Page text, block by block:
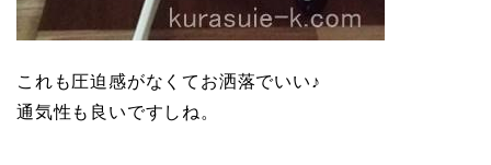
これも圧迫感がなくてお洒落でいい♪
通気性も良いですしね。